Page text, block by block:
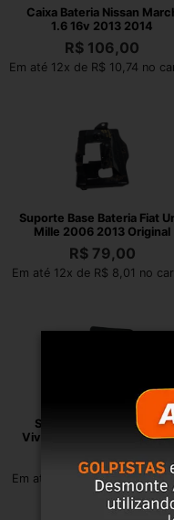
Caixa Bateria Nissan
1.6 16v 2013 2014
R$ 106,00
Em até 12x de R$ 10,74 no
Suporte Base Bateria Fiat
Mille 2006 2013 Original
R$79,00
Em até 12x de R$ 8,01 no
Suporte Bateria Fiat Uno
Vivace Strada Punto
R$79,00
Em até 12x de R$ 8,01 no